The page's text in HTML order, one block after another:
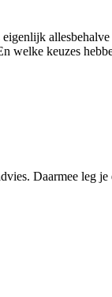
welke keuzes
Daarmee leg je